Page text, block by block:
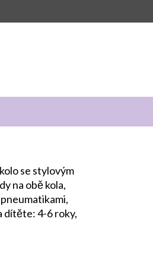
se stylovým
na obě kola,
dítěte: 4-6 roky,